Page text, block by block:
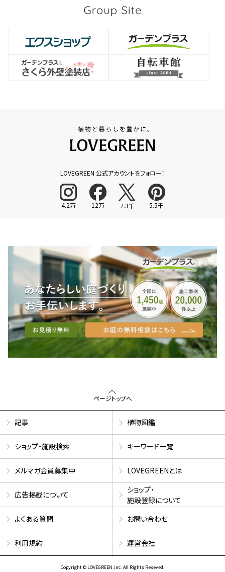
LOVEGREEN 公式アカウントをフォロー！
4.2万 12万 7.3千 5.5千
ページトップへ
記事 植物図鑑
ショップ・施設検索 キーワード一覧
メルマガ会員募集中 LOVEGREENとは
広告掲載について
ショップ・
施設登録について
よくある質問
お問い合わせ
利用規約 運営会社
Copyright © LOVEGREEN.inc. All Rights Reseved.